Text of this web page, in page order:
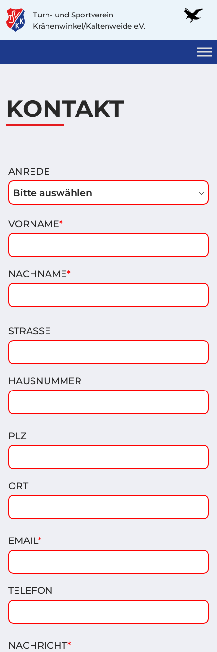
Turn- und Sportverein
Krähenwinkel/Kaltenweide e.V.
KONTAKT
ANREDE
VORNAME*
NACHNAME*
STRASSE
HAUSNUMMER
PLZ
ORT
EMAIL*
TELEFON
NACHRICHT*